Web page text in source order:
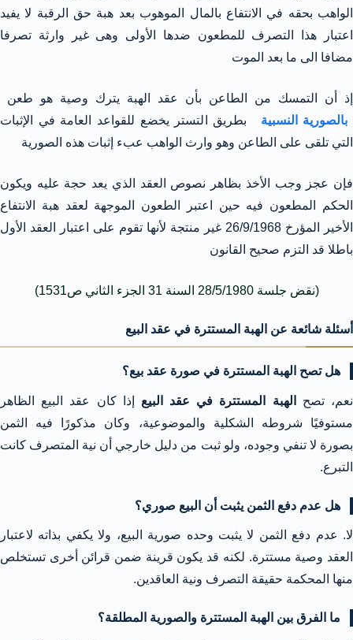
الواهب بحقه في الانتفاع بالمال الموهوب بعد هبة حق الرقبة لا يفيد
اعتبار هذا التصرف للمطعون ضدها الأولى وهى غير وارثة تصرفا
مضافا الى ما بعد الموت
إذ أن التمسك من الطاعن بأن عقد الهبة يترك وصية هو طعن
بالصورية النسبية بطريق التستر يخضع للقواعد العامة في الإثبات
التي تلقى على الطاعن وهو وارث الواهب عبء إثبات هذه الصورية
فإن عجز وجب الأخذ بظاهر نصوص العقد الذي يعد حجة عليه ويكون
الحكم المطعون فيه حين اعتبر الطعون الموجهة لعقد هبة الانتفاع
الأخير المؤرخ 26/9/1968 غير منتجة لأنها تقوم على اعتبار العقد الأول
باطلا قد التزم صحيح القانون
(نقض جلسة 28/5/1980 السنة 31 الجزء الثاني ص1531)
أسئلة شائعة عن الهبة المستترة في عقد البيع
هل تصح الهبة المستترة في صورة عقد بيع؟
نعم، تصح الهبة المستترة في عقد البيع إذا كان عقد البيع الظاهر
مستوفيًا شروطه الشكلية والموضوعية، وكان مذكورًا فيه الثمن
بصورة لا تنفي وجوده، ولو ثبت من دليل خارجي أن نية المتصرف كانت
التبرع.
هل عدم دفع الثمن يثبت أن البيع صوري؟
لا. عدم دفع الثمن لا يثبت وحده صورية البيع، ولا يكفي بذاته لاعتبار
العقد وصية مستترة. لكنه قد يكون قرينة ضمن قرائن أخرى تستخلص
منها المحكمة حقيقة التصرف ونية العاقدين.
ما الفرق بين الهبة المستترة والصورية المطلقة؟